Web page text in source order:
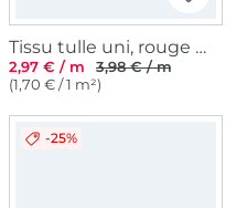
Tissu tulle uni, rouge magenta
2,97 € / m
3,98 € / m
(1,70 € / 1 m²)
-25%